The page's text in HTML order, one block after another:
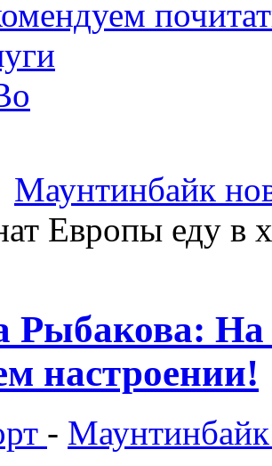
Маунтинбайк
Европы еду в
Рыбакова:
настроении!
-